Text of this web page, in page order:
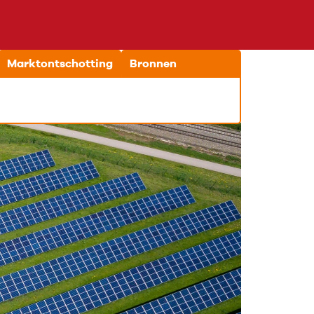
Marktontschotting Bronnen